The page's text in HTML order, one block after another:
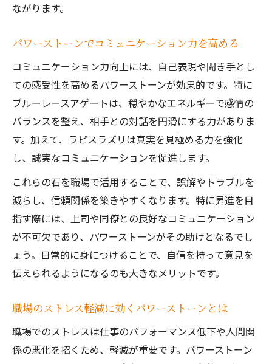
ながります。
パワーストーンでコミュニケーション力を高める
コミュニケーション力向上には、自己表現や聞き手とし
ての感受性を高めるパワーストーンが効果的です。特に
ブルーレースアゲートは、穏やかなエネルギーで感情の
バランスを整え、相手との対話を円滑にする力がありま
す。加えて、ラピスラズリは真実を見極める力を強化
し、誠実なコミュニケーションを促進します。
これらの石を職場で活用することで、誤解やトラブルを
減らし、信頼関係を築きやすくなります。特に昇進を目
指す際には、上司や同僚との良好なコミュニケーション
が不可欠であり、パワーストーンがその助けとなるでし
ょう。日常的に身につけることで、自信を持って意見を
伝えられるようになるのも大きなメリットです。
職場のストレス軽減に効くパワーストーンとは
職場でのストレスは仕事のパフォーマンス低下や人間関
係の悪化を招くため、軽減が重要です。パワーストーン